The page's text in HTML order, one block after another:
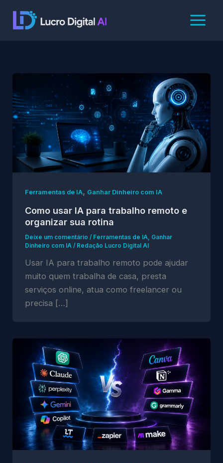
Ferramentas de IA, Ganhar Dinheiro com IA
Como usar IA para trabalho remoto e
organizar sua rotina
Deixe um comentário / Ferramentas de IA, Ganhar
Dinheiro com IA/ Redação Lucro Digital AI
Usar IA para trabalho remoto pode ajudar
muito quem trabalha de casa, presta
serviços online, atua como freelancer ou
precisa […]